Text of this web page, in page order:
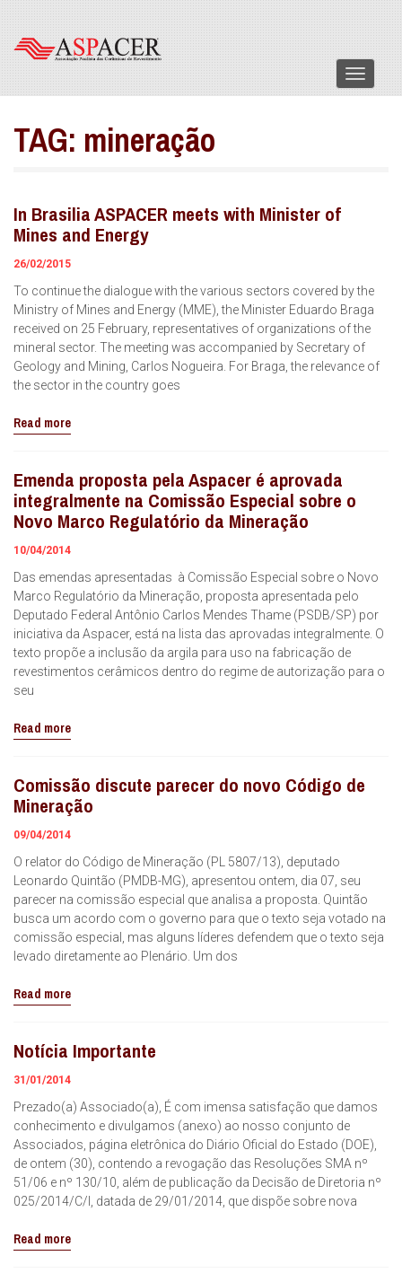
Menu
TAG: mineração
In Brasilia ASPACER meets with Minister of
Mines and Energy
26/02/2015
To continue the dialogue with the various sectors covered by the
Ministry of Mines and Energy (MME), the Minister Eduardo Braga
received on 25 February, representatives of organizations of the
mineral sector. The meeting was accompanied by Secretary of
Geology and Mining, Carlos Nogueira. For Braga, the relevance of
the sector in the country goes
Read more
Emenda proposta pela Aspacer é aprovada
integralmente na Comissão Especial sobre o
Novo Marco Regulatório da Mineração
10/04/2014
Das emendas apresentadas à Comissão Especial sobre o Novo
Marco Regulatório da Mineração, proposta apresentada pelo
Deputado Federal Antônio Carlos Mendes Thame (PSDB/SP) por
iniciativa da Aspacer, está na lista das aprovadas integralmente. O
texto propõe a inclusão da argila para uso na fabricação de
revestimentos cerâmicos dentro do regime de autorização para o
seu
Read more
Comissão discute parecer do novo Código de
Mineração
09/04/2014
O relator do Código de Mineração (PL 5807/13), deputado
Leonardo Quintão (PMDB-MG), apresentou ontem, dia 07, seu
parecer na comissão especial que analisa a proposta. Quintão
busca um acordo com o governo para que o texto seja votado na
comissão especial, mas alguns líderes defendem que o texto seja
levado diretamente ao Plenário. Um dos
Read more
Notícia Importante
31/01/2014
Prezado(a) Associado(a), É com imensa satisfação que damos
conhecimento e divulgamos (anexo) ao nosso conjunto de
Associados, página eletrônica do Diário Oficial do Estado (DOE),
de ontem (30), contendo a revogação das Resoluções SMA nº
51/06 e nº 130/10, além de publicação da Decisão de Diretoria nº
025/2014/C/I, datada de 29/01/2014, que dispõe sobre nova
Read more